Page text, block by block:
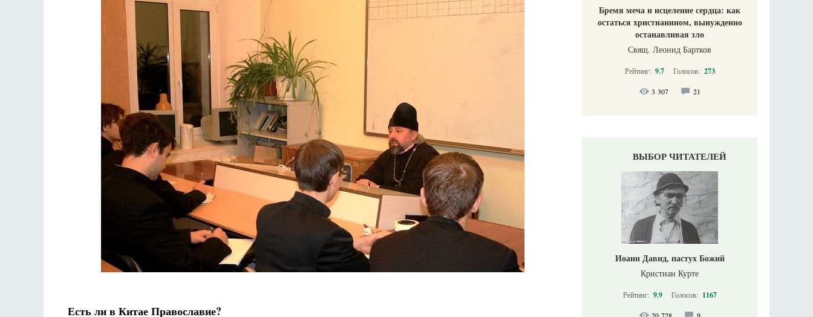
Есть ли в Китае Православие?
Бремя меча и исцеление сердца: как
остаться христианином, вынужденно
останавливая зло
Свящ. Леонид Бартков
Рейтинг: 9.7 Голосов: 273
3 307 21
ВЫБОР ЧИТАТЕЛЕЙ
Иоанн Давид, пастух Божий
Кристиан Курте
Рейтинг: 9.9 Голосов: 1167